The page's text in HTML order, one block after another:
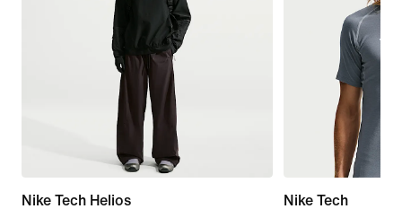
Nike Tech Helios
Nike Tech